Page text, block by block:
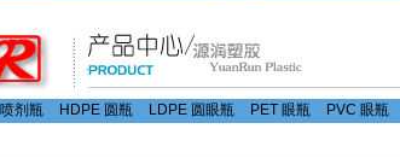
剂瓶 HDPE 圆瓶 LDPE 圆眼瓶 PET 眼瓶 PVC 眼瓶